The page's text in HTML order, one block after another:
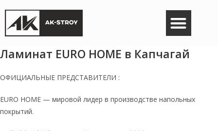
Ламинат EURO HOME в Капчагай
ОФИЦИАЛЬНЫЕ ПРЕДСТАВИТЕЛИ :
EURO HOME — мировой лидер в производстве напольных
покрытий.